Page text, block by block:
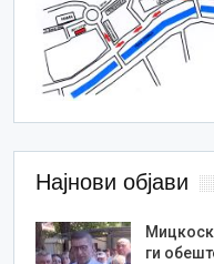
Најнови објави
ги